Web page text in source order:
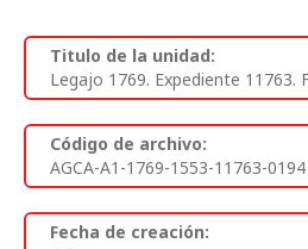
Titulo de la unidad:
Legajo 1769. Expediente 11763.
Código de archivo:
AGCA-A1-1769-1553-11763-0194
Fecha de creación: